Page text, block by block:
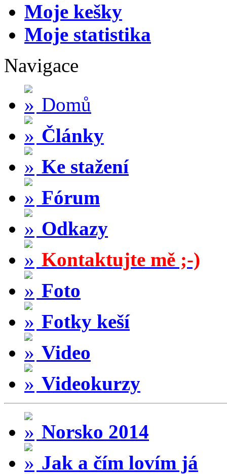
Moje kešky
Moje statistika
Navigace
Domů
Články
Ke stažení
Fórum
Odkazy
Kontaktujte mě ;-)
Foto
Fotky keší
Video
Videokurzy
Norsko 2014
Jak a čím lovím já